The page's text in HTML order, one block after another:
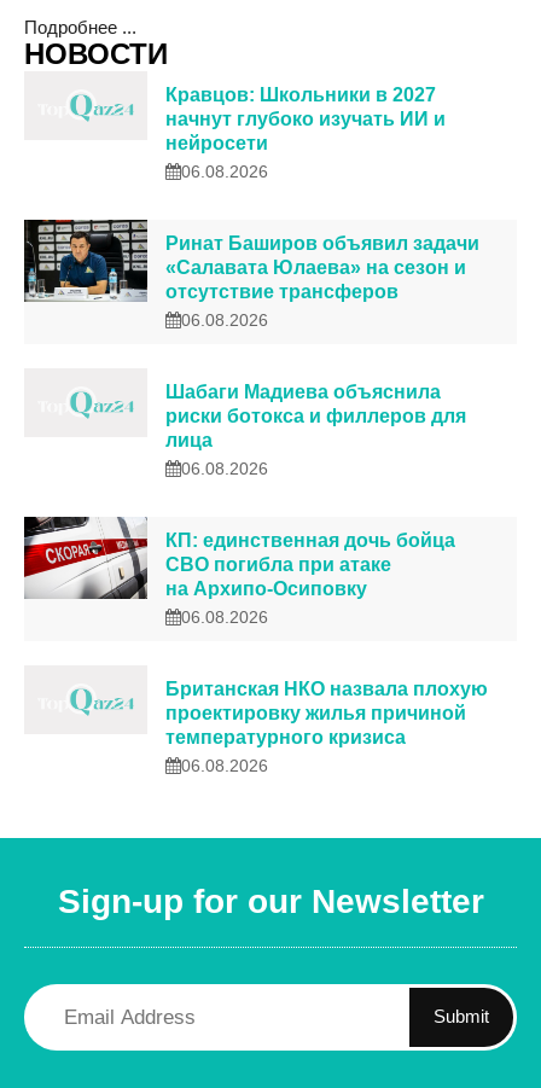
Подробнее ...
НОВОСТИ
Кравцов: Школьники в 2027
начнут глубоко изучать ИИ и
нейросети
06.08.2026
Ринат Баширов объявил задачи
«Салавата Юлаева» на сезон и
отсутствие трансферов
06.08.2026
Шабаги Мадиева объяснила
риски ботокса и филлеров для
лица
06.08.2026
КП: единственная дочь бойца
СВО погибла при атаке
на Архипо-Осиповку
06.08.2026
Британская НКО назвала плохую
проектировку жилья причиной
температурного кризиса
06.08.2026
Sign-up for our Newsletter
Submit